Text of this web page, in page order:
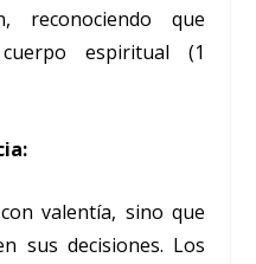
reconociendo que
espiritual (1
valentía, sino que
sus decisiones. Los